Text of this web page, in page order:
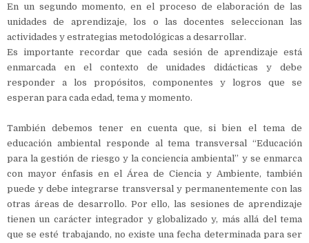
En un segundo momento, en el proceso de elaboración de las
unidades de aprendizaje, los o las docentes seleccionan las
actividades y estrategias metodológicas a desarrollar.
Es importante recordar que cada sesión de aprendizaje está
enmarcada en el contexto de unidades didácticas y debe
responder a los propósitos, componentes y logros que se
esperan para cada edad, tema y momento.
También debemos tener en cuenta que, si bien el tema de
educación ambiental responde al tema transversal “Educación
para la gestión de riesgo y la conciencia ambiental” y se enmarca
con mayor énfasis en el Área de Ciencia y Ambiente, también
puede y debe integrarse transversal y permanentemente con las
otras áreas de desarrollo. Por ello, las sesiones de aprendizaje
tienen un carácter integrador y globalizado y, más allá del tema
que se esté trabajando, no existe una fecha determinada para ser